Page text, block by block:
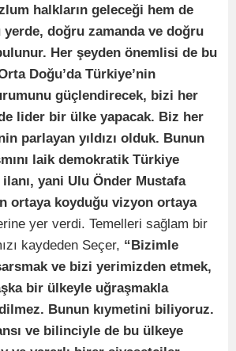
halkların geleceği hem de
doğru zamanda ve doğru
Her şeyden önemlisi de bu
Doğu’da Türkiye’nin
güçlendirecek, bizi her
lider bir ülke yapacak. Biz her
parlayan yıldızı olduk. Bunun
laik demokratik Türkiye
yani Ulu Önder Mustafa
ortaya koyduğu vizyon ortaya
yer verdi. Temelleri sağlam bir
kaydeden Seçer, “Bizimle
ve bizi yerimizden etmek,
bir ülkeyle uğraşmakla
Bunun kıymetini biliyoruz.
ve bilinciyle de bu ülkeye